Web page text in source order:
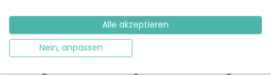
Nürnberger Altstadt und Burg sind nur 5 km entfernt und
lassen sich mit öffentlichen Verkehrsmitteln bequem
erreichen. Der Campingpark liegt 250 m vom
Alle akzeptieren
Nein, anpassen